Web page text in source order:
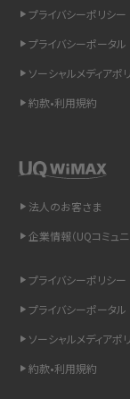
インスタのDMの送り
「iPhoneを探す」の
詳しく解説
Wi-Fiを快適に使うため
LINEの着信音や通知音
プライバシーポリシー
プライバシーポータル
ソーシャルメディアポ
約款•利用規約
法人のお客さま
企業情報（UQコミュニ
プライバシーポリシー
プライバシーポータル
ソーシャルメディアポ
約款•利用規約